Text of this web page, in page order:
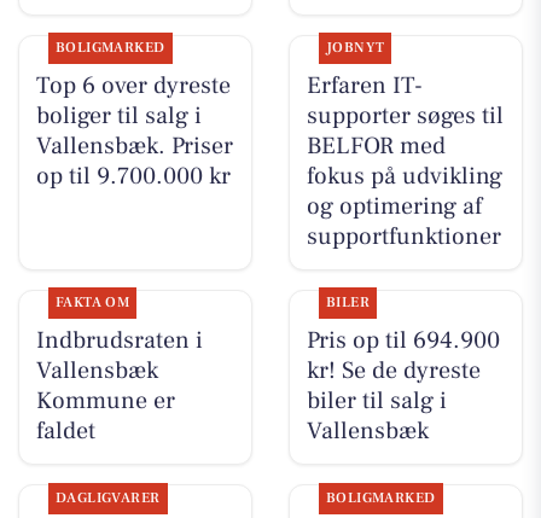
BOLIGMARKED
Top 6 over dyreste
boliger til salg i
Vallensbæk. Priser
op til 9.700.000 kr
JOBNYT
Erfaren IT-
supporter søges til
BELFOR med
fokus på udvikling
og optimering af
supportfunktioner
FAKTA OM
Indbrudsraten i
Vallensbæk
Kommune er
faldet
BILER
Pris op til 694.900
kr! Se de dyreste
biler til salg i
Vallensbæk
DAGLIGVARER BOLIGMARKED